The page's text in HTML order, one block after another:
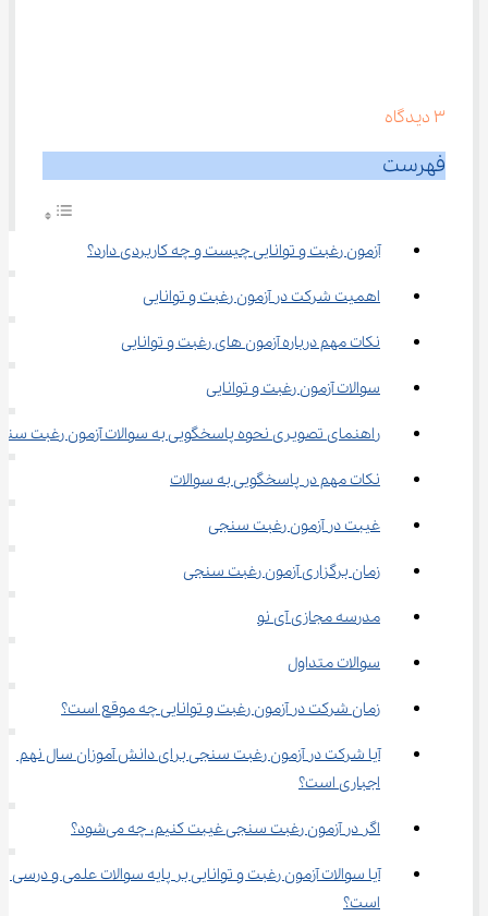
3 دیدگاه
فهرست
آزمون رغبت و توانایی چیست و چه کاربردی دارد؟
اهمیت شرکت در آزمون رغبت و توانایی
نکات مهم درباره آزمون های رغبت و توانایی
سوالات آزمون رغبت و توانایی
راهنمای تصویری نحوه پاسخگویی به سوالات آزمون رغبت
نکات مهم در پاسخگویی به سوالات
غیبت در آزمون رغبت سنجی
زمان برگزاری آزمون رغبت سنجی
مدرسه مجازی آی نو
سوالات متداول
زمان شرکت در آزمون رغبت و توانایی چه موقع است؟
آیا شرکت در آزمون رغبت سنجی برای دانش آموزان سال نهم
اجباری است؟
اگر در آزمون رغبت سنجی غیبت کنیم، چه می‌شود؟
آیا سوالات آزمون رغبت و توانایی بر پایه سوالات علمی و درسی
است؟